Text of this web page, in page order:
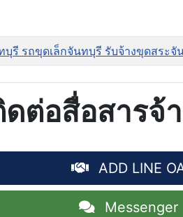
รี รถขุดเล็กจันทบุรี รับจ้างขุดสระ
ดต่อสื่อสารจ้
ADD LINE
Messenger